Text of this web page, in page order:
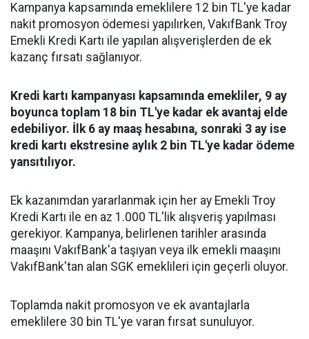
Kampanya kapsamında emeklilere 12 bin TL'ye kadar
nakit promosyon ödemesi yapılırken, VakıfBank Troy
Emekli Kredi Kartı ile yapılan alışverişlerden de ek
kazanç fırsatı sağlanıyor.
Kredi kartı kampanyası kapsamında emekliler, 9 ay
boyunca toplam 18 bin TL'ye kadar ek avantaj elde
edebiliyor. İlk 6 ay maaş hesabına, sonraki 3 ay ise
kredi kartı ekstresine aylık 2 bin TL'ye kadar ödeme
yansıtılıyor.
Ek kazanımdan yararlanmak için her ay Emekli Troy
Kredi Kartı ile en az 1.000 TL'lik alışveriş yapılması
gerekiyor. Kampanya, belirlenen tarihler arasında
maaşını VakıfBank'a taşıyan veya ilk emekli maaşını
VakıfBank'tan alan SGK emeklileri için geçerli oluyor.
Toplamda nakit promosyon ve ek avantajlarla
emeklilere 30 bin TL'ye varan fırsat sunuluyor.